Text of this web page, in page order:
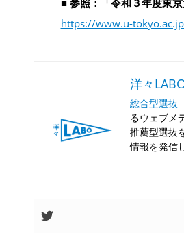
https://www.u-
洋々
総合型選抜
るウェブメ
推薦型選抜
情報を発信